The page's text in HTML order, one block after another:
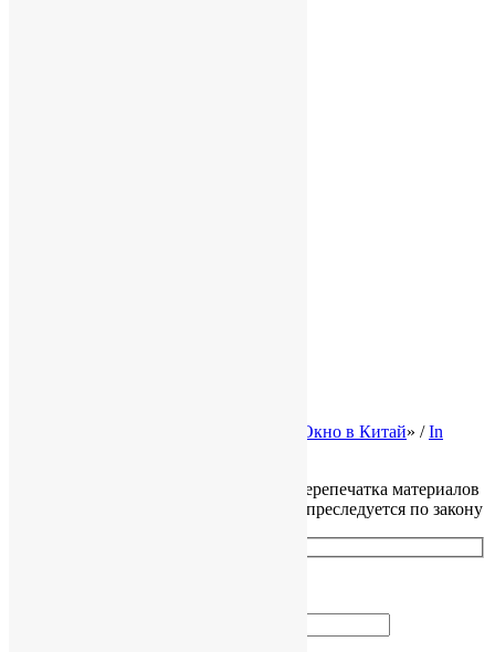
Окно в Китай» /In
Все права защищены, копирование и перепечатка материалов
сайта без разрешения правообладателя преследуется по закону